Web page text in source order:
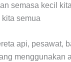
semasa kecil
semua
api, pesawat,
menggunakan